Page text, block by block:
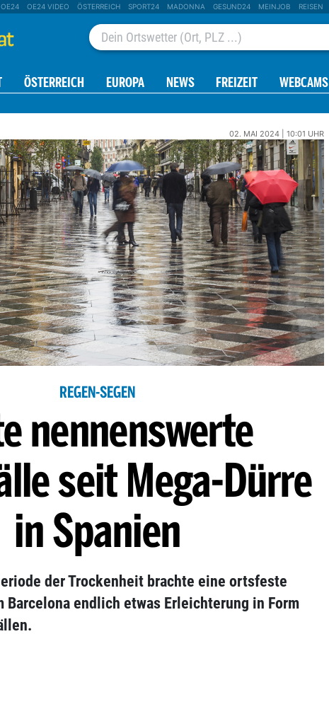
OE24 OE24 VIDEO ÖSTERREICH SPORT24 MADONNA GESUND24 MEINJOB REISEN
ÖSTERREICH EUROPA NEWS FREIZEIT WEBCAMS
02. MAI 2024 | 10:01 UHR
REGEN-SEGEN
nennenswerte
seit Mega-Dürre
in Spanien
der Trockenheit brachte eine ortsfeste
Barcelona endlich etwas Erleichterung in Form